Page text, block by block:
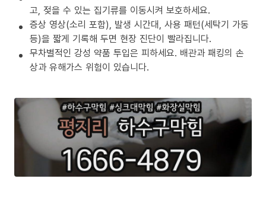
고, 젖을 수 있는 집기류를 이동시켜 보호하세요.
증상 영상(소리 포함), 발생 시간대, 사용 패턴(세탁기 가동
등)을 짧게 기록해 두면 현장 진단이 빨라집니다.
무차별적인 강성 약품 투입은 피하세요. 배관과 패킹의 손
상과 유해가스 위험이 있습니다.